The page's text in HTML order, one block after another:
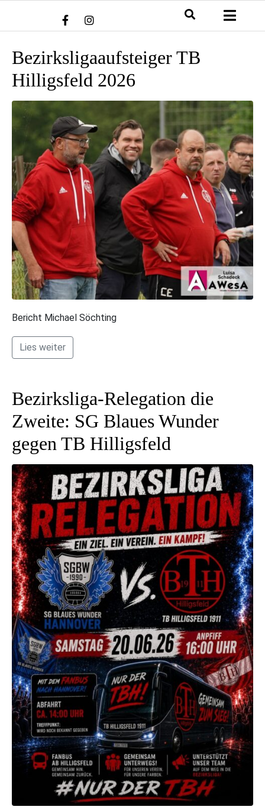
Bezirksligaaufsteiger TB
Hilligsfeld 2026
Bericht Michael Söchting
Lies weiter
Bezirksliga-Relegation die
Zweite: SG Blaues Wunder
gegen TB Hilligsfeld